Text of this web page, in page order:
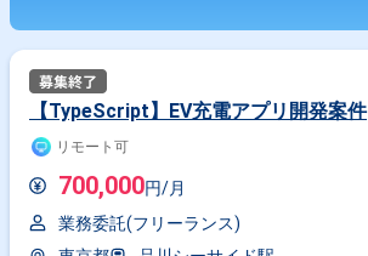
【TypeScript】EV充電アプリ開発案件
リモート可
700,000円/月
業務委託(フリーランス)